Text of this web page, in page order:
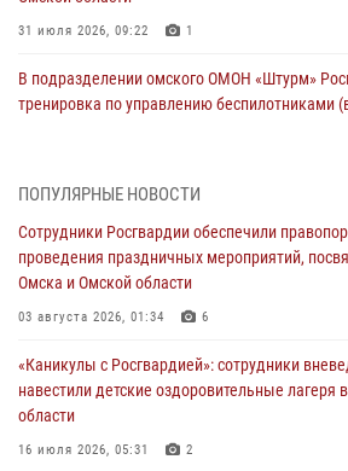
31 июля 2026, 09:22 1
В подразделении омского ОМОН «Штурм»
тренировка по управлению беспилотниками
Росгвардия обеспечила безопасность
29 июля 2026, 01:49
Росгвардейцы приняли участие в крестном
Руси в Омске
При содействии спецназа Росгвардии
миграционного законодательства в Омске
27 июля 2026, 07:54
ПОПУЛЯРНЫЕ НОВОСТИ
Сотрудники Росгвардии обеспечили
проведения праздничных мероприятий,
Омска и Омской области
03 августа 2026, 01:34 6
«Каникулы с Росгвардией»: сотрудники
навестили детские оздоровительные лагеря
области
16 июля 2026, 05:31 2